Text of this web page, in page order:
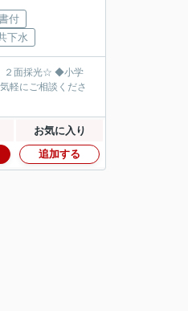
付
下水
お気に入り
追加する